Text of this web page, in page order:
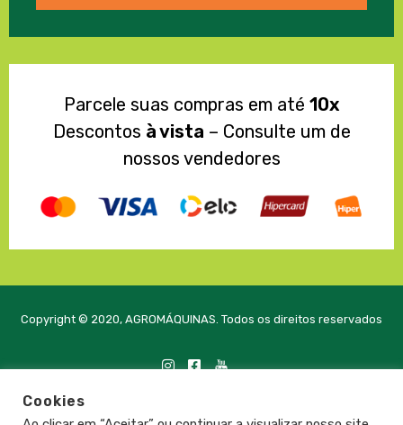
Parcele suas compras em até 10x
Descontos à vista – Consulte um de
nossos vendedores
Copyright © 2020, AGROMÁQUINAS. Todos os direitos reservados
Desenvolvido com
Cookies